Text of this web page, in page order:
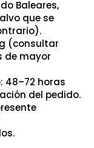
Baleares,
que se
(consultar
de mayor
48–72 horas
del pedido.